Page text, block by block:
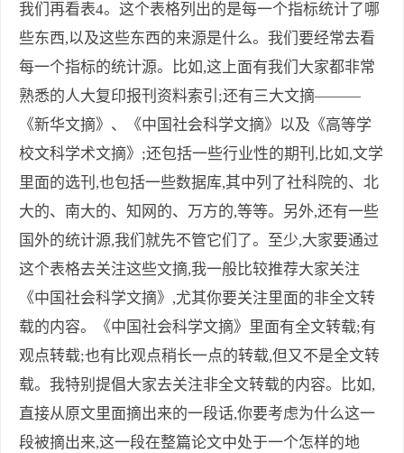
我们再看表4。这个表格列出的是每一个指标统计了哪
些东西,以及这些东西的来源是什么。我们要经常去看
每一个指标的统计源。比如,这上面有我们大家都非常
熟悉的人大复印报刊资料索引;还有三大文摘———
《新华文摘》、《中国社会科学文摘》以及《高等学
校文科学术文摘》;还包括一些行业性的期刊,比如,文学
里面的选刊,也包括一些数据库,其中列了社科院的、北
大的、南大的、知网的、万方的,等等。另外,还有一些
国外的统计源,我们就先不管它们了。至少,大家要通过
这个表格去关注这些文摘,我一般比较推荐大家关注
《中国社会科学文摘》,尤其你要关注里面的非全文转
载的内容。《中国社会科学文摘》里面有全文转载;有
观点转载;也有比观点稍长一点的转载,但又不是全文转
载。我特别提倡大家去关注非全文转载的内容。比如,
直接从原文里面摘出来的一段话,你要考虑为什么这一
段被摘出来,这一段在整篇论文中处于一个怎样的地